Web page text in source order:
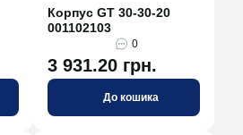
Корпус GT 30-30-20
001102103
0
3 931.20 грн.
До кошика